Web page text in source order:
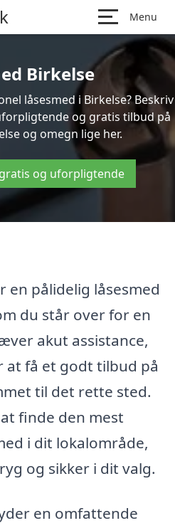
Menu
Birkelse
låsesmed i Birkelse? Beskriv
og gratis tilbud på
og omegn lige her.
og uforpligtende
en pålidelig låsesmed
du står over for en
akut assistance,
at få et godt tilbud på
til det rette sted.
finde den mest
i dit lokalområde,
og sikker i dit valg.
en omfattende